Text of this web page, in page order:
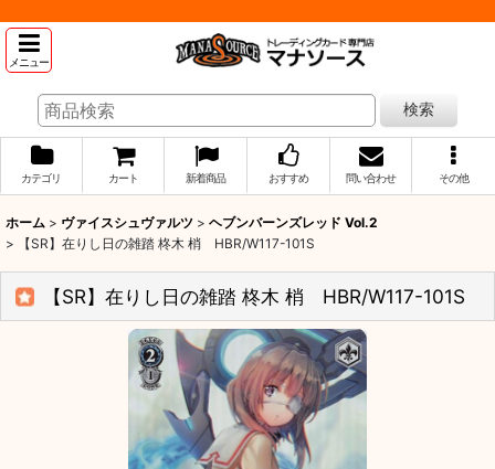
メニュー
検索
カテゴリ カート 新着商品 おすすめ 問い合わせ その他
ホーム > ヴァイスシュヴァルツ > ヘブンバーンズレッド Vol.2
>
【SR】在りし日の雑踏 柊木 梢 HBR/W117-101S
【SR】在りし日の雑踏 柊木 梢 HBR/W117-101S